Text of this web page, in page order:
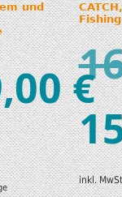
und
€
inkl.